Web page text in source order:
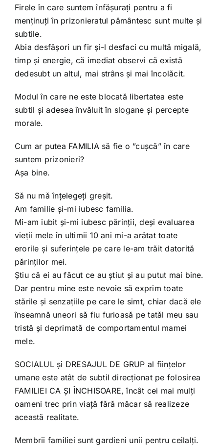
Shop
Iubim fructele
Firele în care suntem înfășurați pentru a fi
menținuți în prizonieratul pământesc sunt multe și
subtile.
Abia desfășori un fir și-l desfaci cu multă migală,
timp și energie, că imediat observi că există
dedesubt un altul, mai strâns și mai încolăcit.
Modul în care ne este blocată libertatea este
subtil și adesea învăluit în slogane și percepte
morale.
Cum ar putea FAMILIA să fie o ”cușcă” în care
suntem prizonieri?
Așa bine.
Să nu mă înțelegeți greșit.
Am familie și-mi iubesc familia.
Mi-am iubit și-mi iubesc părinții, deși evaluarea
vieții mele în ultimii 10 ani mi-a arătat toate
erorile și suferințele pe care le-am trăit datorită
părinților mei.
Știu că ei au făcut ce au știut și au putut mai bine.
Dar pentru mine este nevoie să exprim toate
stările și senzațiile pe care le simt, chiar dacă ele
înseamnă uneori să fiu furioasă pe tatăl meu sau
tristă și deprimată de comportamentul mamei
mele.
SOCIALUL și DRESAJUL DE GRUP al ființelor
umane este atât de subtil direcționat pe folosirea
FAMILIEI CA ȘI ÎNCHISOARE, încât cei mai mulți
oameni trec prin viață fără măcar să realizeze
această realitate.
Membrii familiei sunt gardieni unii pentru ceilalți.